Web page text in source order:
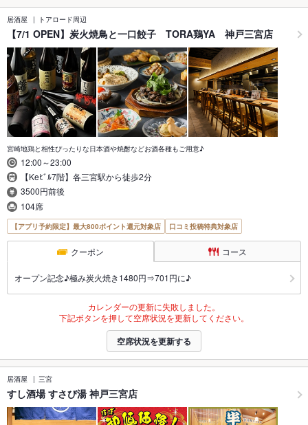
居酒屋 トアロード周辺
【7/1 OPEN】炭火焼鳥と一口餃子 TORA鶏YA 神戸三宮店
宮崎地鶏と相性ぴったりな日本酒や焼酎などお酒各種もご用意♪
12:00～23:00
【Keﾋﾞﾙ7階】各三宮駅から徒歩2分
3500円前後
104席
【アプリ予約限定】最大800ポイント還元対象店 口コミ投稿特典対象店
クーポン コース
オープン記念♪極み炭火焼き1480円⇒701円に♪
カレンダーの更新に失敗しました。
下記ボタンを押して空席状況を更新してください。
空席状況を更新する
居酒屋 三宮
すし酒場 すさび湯 神戸三宮店